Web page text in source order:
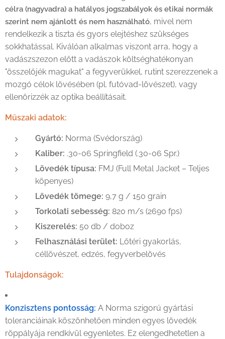
célra (nagyvadra) a hatályos jogszabályok és etikai normák
szerint nem ajánlott és nem használható, mivel nem
rendelkezik a tiszta és gyors elejtéshez szükséges
sokkhatással. Kiválóan alkalmas viszont arra, hogy a
vadászszezon előtt a vadászok költséghatékonyan
"összelőjék magukat" a fegyverükkel, rutint szerezzenek a
mozgó célok lövésében (pl. futóvad-lövészet), vagy
ellenőrizzék az optika beállításait.
Műszaki adatok:
Gyártó: Norma (Svédország)
Kaliber: .30-06 Springfield (.30-06 Spr.)
Lövedék típusa: FMJ (Full Metal Jacket – Teljes
köpenyes)
Lövedék tömege: 9,7 g / 150 grain
Torkolati sebesség: 820 m/s (2690 fps)
Kiszerelés: 50 db / doboz
Felhasználási terület: Lőtéri gyakorlás,
céllövészet, edzés, fegyverbelövés
Tulajdonságok:
Konzisztens pontosság: A Norma szigorú gyártási
toleranciáinak köszönhetően minden egyes lövedék
röppályája rendkívül egyenletes. Ez elengedhetetlen a